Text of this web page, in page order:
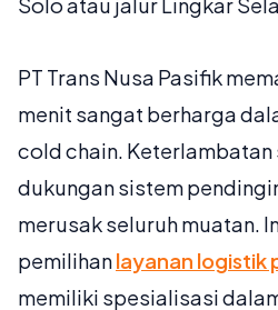
Solo atau jalur Lingkar
PT Trans Nusa Pasifik
menit sangat berharga
cold chain.
dukungan sistem
merusak seluruh muatan.
pemilihanlayanan logistik
memiliki spesialisasi